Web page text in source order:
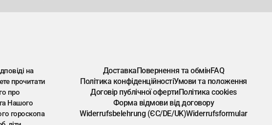
на
прочитати
про
Нашого
гороскопа
ДоставкаПовернення та обмінFAQ
Політика конфіденційностіУмови та положення
Договір публічної офертиПолітика cookies
Форма відмови від договору
Widerrufsbelehrung (ЄС/DE/UK)Widerrufsformular